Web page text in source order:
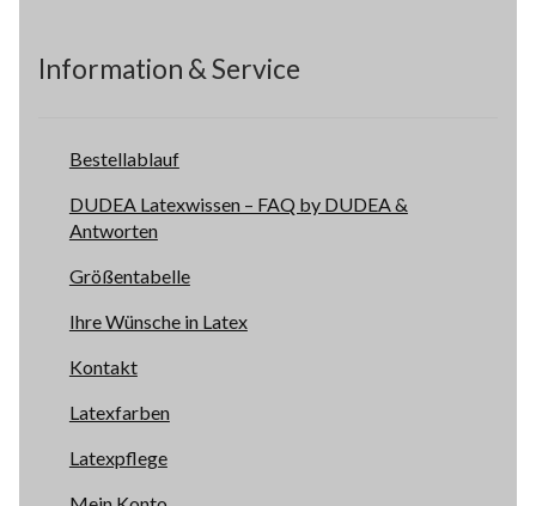
Information & Service
Bestellablauf
DUDEA Latexwissen – FAQ by DUDEA &
Antworten
Größentabelle
Ihre Wünsche in Latex
Kontakt
Latexfarben
Latexpflege